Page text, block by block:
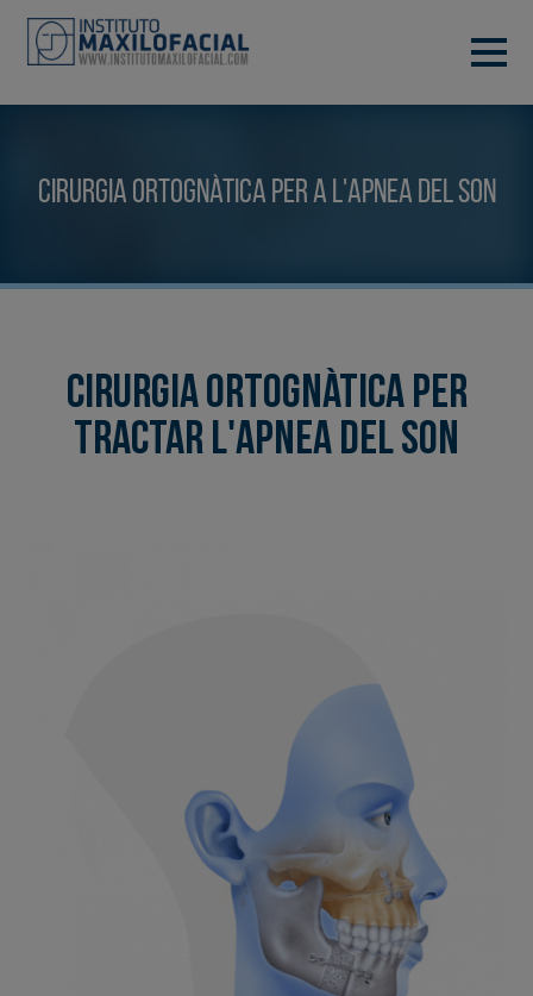
Cirurgia Ortognàtica per a l'Apnea del Son
Cirurgia Ortognàtica per
tractar l'Apnea del Son